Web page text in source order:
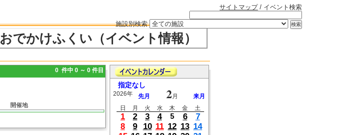
サイトマップ/ イベント検索
施設別検索
おでかけふくい（イベント情報）
0 件中 0 ～ 0 件目
開催地
指定なし
2026年 先月 2月
来月
日
月 火 水 木 金 土
1 2 3 4 5 6
7
8
9 10 11 12 13 14